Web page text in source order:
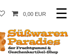
0,00 EUR ☰